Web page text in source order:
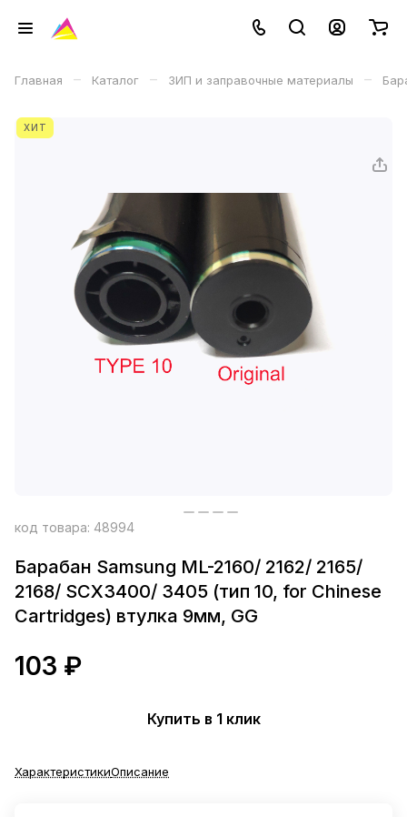
Главная – Каталог – ЗИП и заправочные материалы –
ХИТ
код товара: 48994
Барабан Samsung ML-2160/ 2162/ 2165/
2168/ SCX3400/ 3405 (тип 10, for Chinese
Cartridges) втулка 9мм, GG
103 ₽
Купить в 1 клик
ХарактеристикиОписание